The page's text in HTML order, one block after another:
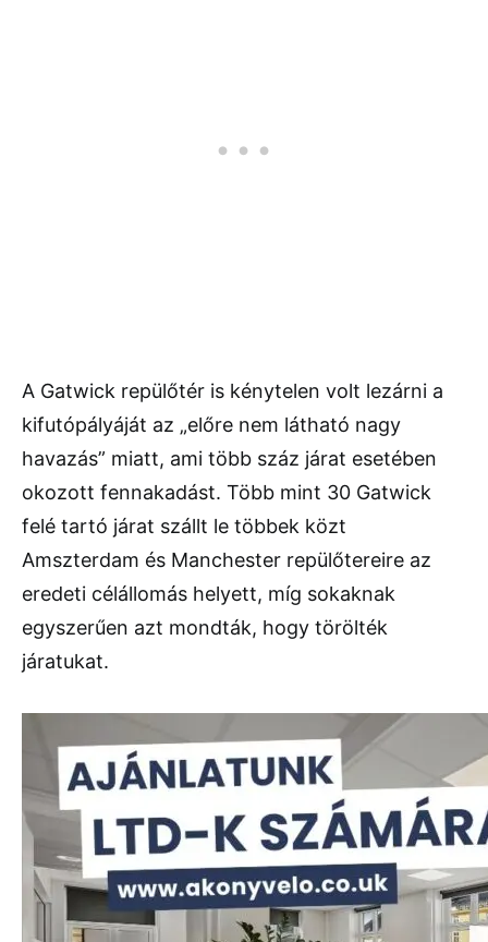
A Gatwick repülőtér is kénytelen volt lezárni a
kifutópályáját az „előre nem látható nagy
havazás” miatt, ami több száz járat esetében
okozott fennakadást. Több mint 30 Gatwick
felé tartó járat szállt le többek közt
Amszterdam és Manchester repülőtereire az
eredeti célállomás helyett, míg sokaknak
egyszerűen azt mondták, hogy törölték
járatukat.